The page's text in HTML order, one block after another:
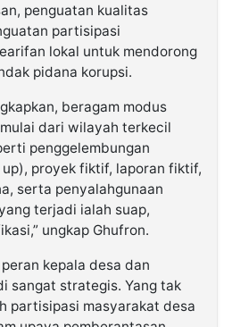
penguatan kualitas
partisipasi
lokal untuk mendorong
pidana korupsi.
beragam modus
dari wilayah terkecil
penggelembungan
proyek fiktif, laporan fiktif,
serta penyalahgunaan
terjadi ialah suap,
ungkap Ghufron.
kepala desa dan
sangat strategis. Yang tak
partisipasi masyarakat desa